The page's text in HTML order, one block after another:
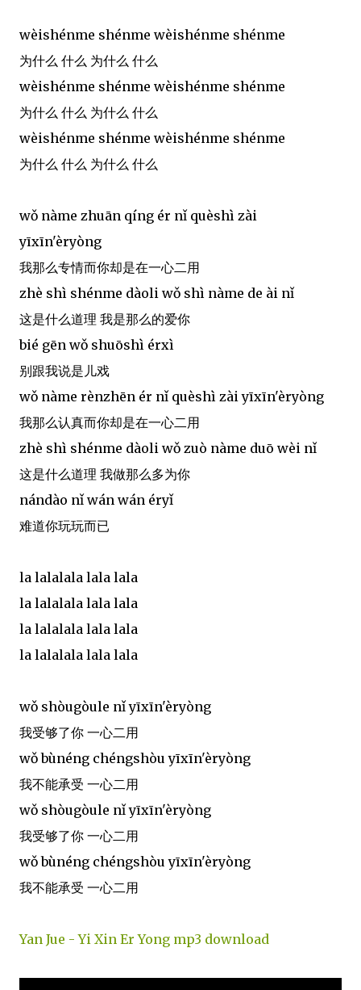
wèishénme shénme wèishénme shénme
为什么 什么 为什么 什么
wèishénme shénme wèishénme shénme
为什么 什么 为什么 什么
wèishénme shénme wèishénme shénme
为什么 什么 为什么 什么
wǒ nàme zhuān qíng ér nǐ quèshì zài
yīxīn'èryòng
我那么专情而你却是在一心二用
zhè shì shénme dàoli wǒ shì nàme de ài nǐ
这是什么道理 我是那么的爱你
bié gēn wǒ shuōshì érxì
别跟我说是儿戏
wǒ nàme rènzhēn ér nǐ quèshì zài yīxīn'èryòng
我那么认真而你却是在一心二用
zhè shì shénme dàoli wǒ zuò nàme duō wèi nǐ
这是什么道理 我做那么多为你
nándào nǐ wán wán éryǐ
难道你玩玩而已
la lalalala lala lala
la lalalala lala lala
la lalalala lala lala
la lalalala lala lala
wǒ shòugòule nǐ yīxīn'èryòng
我受够了你 一心二用
wǒ bùnéng chéngshòu yīxīn'èryòng
我不能承受 一心二用
wǒ shòugòule nǐ yīxīn'èryòng
我受够了你 一心二用
wǒ bùnéng chéngshòu yīxīn'èryòng
我不能承受 一心二用
Yan Jue - Yi Xin Er Yong mp3 download